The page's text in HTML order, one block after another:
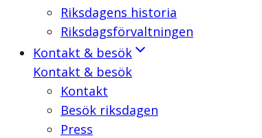
Riksdagens historia
Riksdagsförvaltningen
Kontakt & besök
Kontakt & besök
Kontakt
Besök riksdagen
Press